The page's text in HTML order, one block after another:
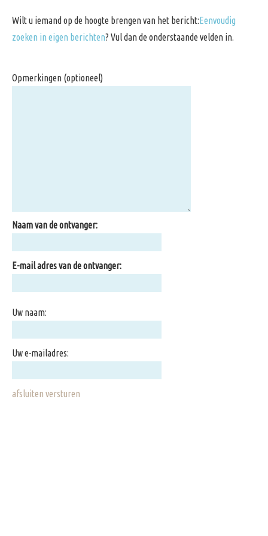
Wilt u iemand op de hoogte brengen van het bericht:Eenvoudig
zoeken in eigen berichten? Vul dan de onderstaande velden in.
Opmerkingen (optioneel)
Naam van de ontvanger:
E-mail adres van de ontvanger:
Uw naam:
Uw e-mailadres:
afsluiten versturen